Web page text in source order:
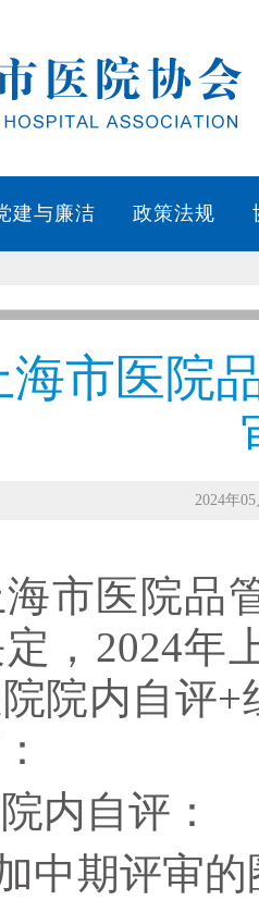
海市医院
2024年
医院品管
，2024年
院内自评
自评：
期评审的